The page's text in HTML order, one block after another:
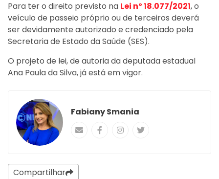
Para ter o direito previsto na Lei nº 18.077/2021, o
veículo de passeio próprio ou de terceiros deverá
ser devidamente autorizado e credenciado pela
Secretaria de Estado da Saúde (SES).
O projeto de lei, de autoria da deputada estadual
Ana Paula da Silva, já está em vigor.
Fabiany Smania
Compartilhar